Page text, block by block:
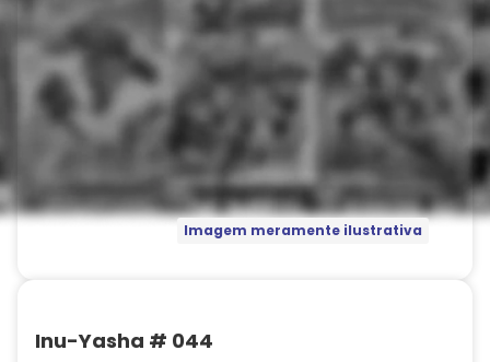
Imagem meramente ilustrativa
Inu-Yasha # 044